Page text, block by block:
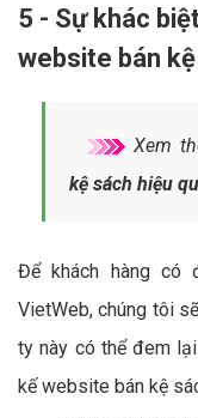
5 - Sự khác
website bán
Xem
kệ sách hiệu
Để khách hàng
VietWeb, chúng tôi
ty này có thể đem
kế website bán kệ